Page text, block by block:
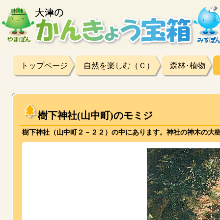
トップページ 自然を楽しむ（Ｃ） 森林･植物
樹下神社(山中町)のモミジ
樹下神社（山中町２－２２）の中にあります。神社の神木の大